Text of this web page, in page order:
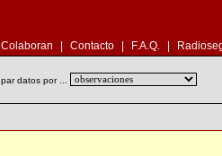
Colaboran Contacto F.A.Q.
datos por ...